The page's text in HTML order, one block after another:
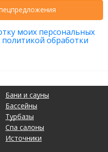
моих персональных
политикой обработки
Бани и сауны
Бассейны
Турбазы
Спа салоны
Источники